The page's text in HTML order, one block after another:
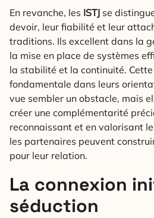
En revanche, les ISTJ se
devoir, leur fiabilité et leur
traditions. Ils excellent dans la
la mise en place de systèmes
la stabilité et la continuité.
fondamentale dans leurs
vue sembler un obstacle, mais
créer une complémentarité
reconnaissant et en valorisant
les partenaires peuvent
pour leur relation.
La connexion
séduction